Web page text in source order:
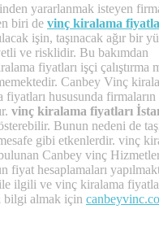
yararlanmak isteyen
biri de vinç kiralama
işin, taşınacak ağır bir
ve risklidir. Bu bakımdan
fiyatları işçi çalıştırma
Canbey Vinç
hususunda firmaların
vinç kiralama fiyatları
Bunun nedeni de
mesafe gibi etkenlerdir. vinç
Canbey vinç
fiyat hesaplamaları
ilgili ve vinç kiralama
bilgi almak için